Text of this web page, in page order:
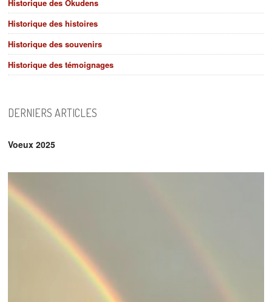
Historique des Okudens
Historique des histoires
Historique des souvenirs
Historique des témoignages
DERNIERS ARTICLES
Voeux 2025